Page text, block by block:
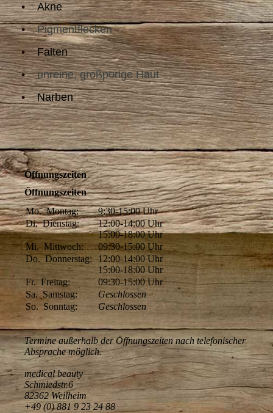
•Akne
•Pigmentflecken
•Falten
•unreine, großporige Haut
•Narben
Öffnungszeiten
Öffnungszeiten
Mo.Montag: 9:30-15:00Uhr
Di.Dienstag: 12:00-14:00Uhr
15:00-18:00Uhr
Mi. Mittwoch: 09:30-15:00Uhr
Do.Donnerstag: 12:00-14:00Uhr
15:00-18:00 Uhr
Fr.Freitag: 09:30-15:00Uhr
Sa. Samstag:
Geschlossen
So. Sonntag: Geschlossen
Termine außerhalb der Öffnungszeiten nach telefonischer
Absprache möglich.
medical beauty
Schmiedstr.6
82362 Weilheim
+49 (0) 881 9 23 24 88